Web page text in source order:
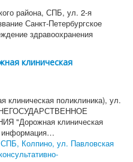
района, СПБ, ул. 2-я
Санкт-Петербургское
здравоохранения
клиническая
поликлиника), ул.
НЕГОСУДАРСТВЕННОЕ
"Дорожная клиническая
Колпино, ул. Павловская